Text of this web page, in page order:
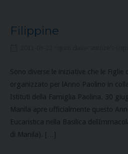
Filippine
Sono diverse le iniziative che le Figlie
organizzato per lAnno Paolino in
Istituti della Famiglia Paolina. 30
Manila apre ufficialmente questo
Eucaristica nella Basilica
di Manila). […]